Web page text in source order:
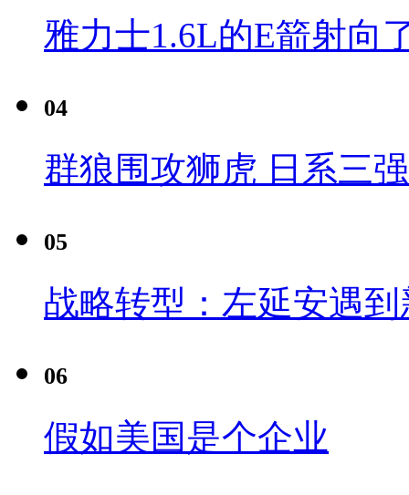
雅力士1.6L的E箭射向
04
群狼围攻狮虎 日系三
05
战略转型：左延安遇
06
假如美国是个企业